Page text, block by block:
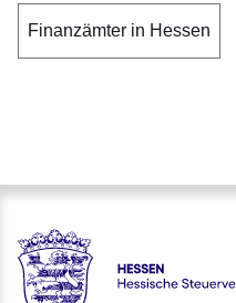
Finanzämter in Hessen